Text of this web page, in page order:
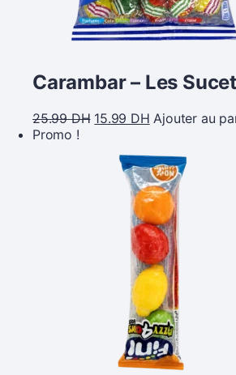
Carambar – Les
25.99DH 15.99 DH Ajouter au
Promo !